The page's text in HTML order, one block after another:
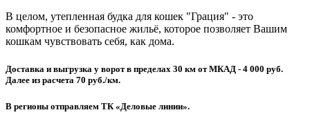
В целом, утепленная будка для кошек "Грация" - это
комфортное и безопасное жильё, которое позволяет Вашим
кошкам чувствовать себя, как дома.
Доставка и выгрузка у ворот в пределах 30 км от МКАД - 4 000 руб.
Далее из расчета 70 руб./км.
В регионы отправляем ТК «Деловые линии».